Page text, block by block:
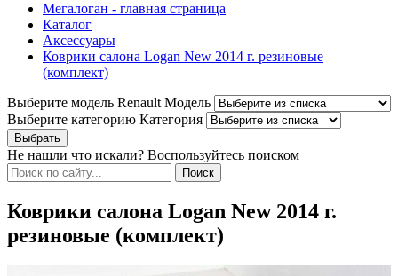
Мегалоган - главная страница
Каталог
Аксессуары
Коврики салона Logan New 2014 г. резиновые
(комплект)
Выберите модель Renault Модель
Выберите категорию Категория
Не нашли что искали? Воспользуйтесь поиском
Коврики салона Logan New 2014 г.
резиновые (комплект)